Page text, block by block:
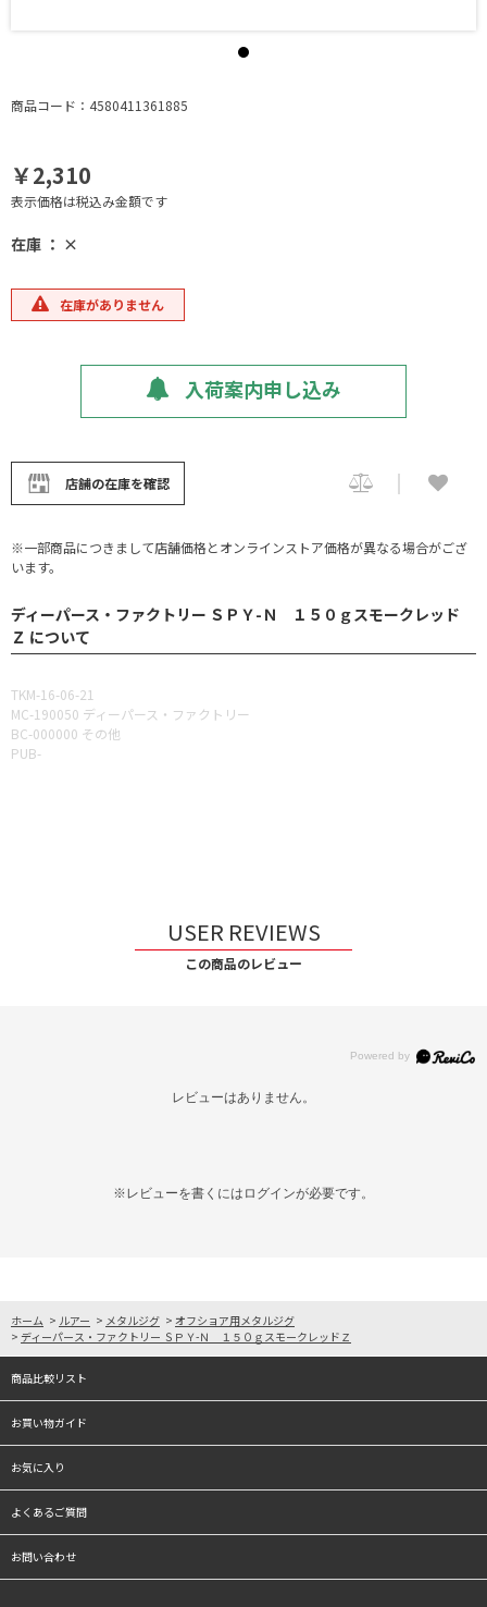
商品コード：4580411361885
￥2,310
表示価格は税込み金額です
在庫 ： ×
在庫がありません
入荷案内申し込み
店舗の在庫を確認
※一部商品につきまして店舗価格とオンラインストア価格が異なる場合がござ
います。
ディーパース・ファクトリー ＳＰＹ-Ｎ １５０ｇスモークレッド
Ｚ について
TKM-16-06-21
MC-190050 ディーパース・ファクトリー
BC-000000 その他
PUB-
USER REVIEWS
この商品のレビュー
レビューはありません。
※レビューを書くには ログインが必要です。
ホーム > ルアー > メタルジグ > オフショア用メタルジグ
> ディーパース・ファクトリー ＳＰＹ-Ｎ １５０ｇスモークレッドＺ
商品比較リスト
お買い物ガイド
お気に入り
よくあるご質問
お問い合わせ